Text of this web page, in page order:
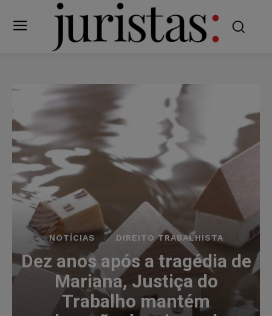
NOTÍCIAS DIREITO TRABALHISTA
Dez anos após a tragédia de
Mariana, Justiça do
Trabalho mantém